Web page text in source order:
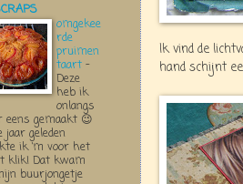
Ik vind de
hand schijnt
omgekee
rde
pruimen
taart -
Deze
heb ik
onlangs
eens gemaakt 😉
jaar geleden
ik ‘m voor het
klik! Dat kwam
buurjongetje